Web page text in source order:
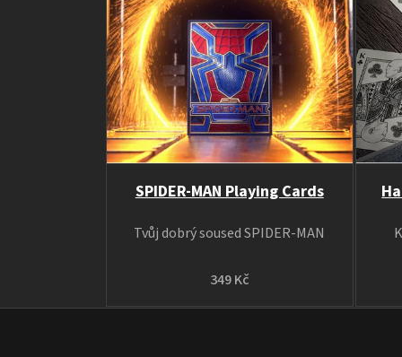
SPIDER-MAN Playing Cards
349 Kč
Tvůj dobrý soused SPIDER-MAN